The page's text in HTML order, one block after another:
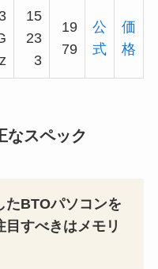
15
23
3
19
79
公
式
価
格
なスペック
たBTOパソコンを
すべきはメモリ